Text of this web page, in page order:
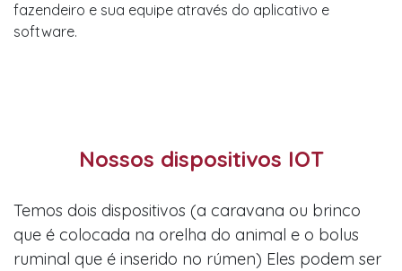
fazendeiro e sua equipe através do aplicativo e
software.
Nossos dispositivos IOT
Temos dois dispositivos (a caravana ou brinco
que é colocada na orelha do animal e o bolus
ruminal que é inserido no rúmen) Eles podem ser